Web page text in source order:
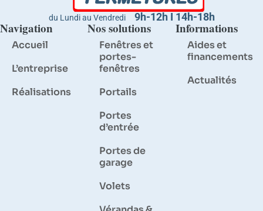
du Lundi au Vendredi 9h-12h I 14h-18h
Navigation
Accueil
L’entreprise
Réalisations
Nos solutions
Fenêtres et
portes-
fenêtres
Portails
Portes
d’entrée
Portes de
garage
Volets
Informations
Aides et
financements
Actualités